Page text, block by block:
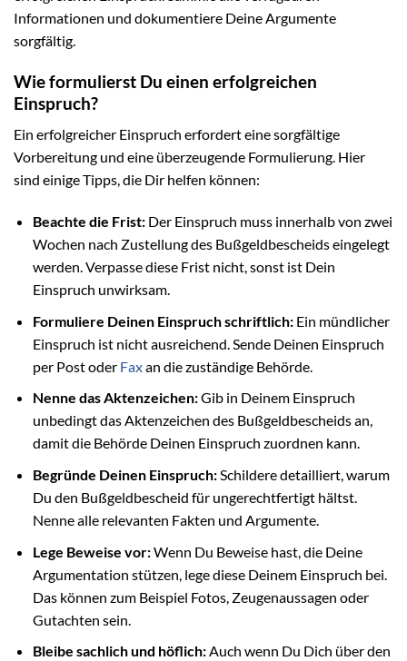
Informationen und dokumentiere Deine Argumente
sorgfältig.
Wie formulierst Du einen erfolgreichen
Einspruch?
Ein erfolgreicher Einspruch erfordert eine sorgfältige
Vorbereitung und eine überzeugende Formulierung. Hier
sind einige Tipps, die Dir helfen können:
Beachte die Frist:Der Einspruch muss innerhalb von zwei
Wochen nach Zustellung des Bußgeldbescheids eingelegt
werden. Verpasse diese Frist nicht, sonst ist Dein
Einspruch unwirksam.
Formuliere Deinen Einspruch schriftlich:Ein mündlicher
Einspruch ist nicht ausreichend. Sende Deinen Einspruch
per Post oder Faxan die zuständige Behörde.
Nenne das Aktenzeichen:Gib in Deinem Einspruch
unbedingt das Aktenzeichen des Bußgeldbescheids an,
damit die Behörde Deinen Einspruch zuordnen kann.
Begründe Deinen Einspruch:Schildere detailliert, warum
Du den Bußgeldbescheid für ungerechtfertigt hältst.
Nenne alle relevanten Fakten und Argumente.
Lege Beweise vor:Wenn Du Beweise hast, die Deine
Argumentation stützen, lege diese Deinem Einspruch bei.
Das können zum Beispiel Fotos, Zeugenaussagen oder
Gutachten sein.
Bleibe sachlich und höflich:Auch wenn Du Dich über den